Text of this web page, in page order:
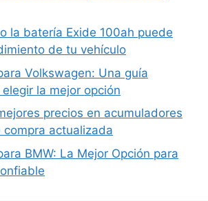
la batería Exide 100ah puede
de tu vehículo
Volkswagen: Una guía
la mejor opción
precios en acumuladores
compra actualizada
BMW: La Mejor Opción para